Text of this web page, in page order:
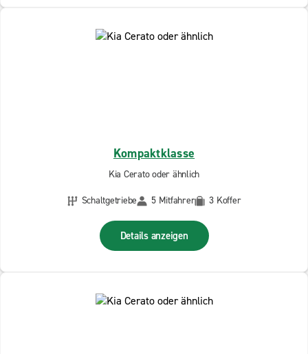
Kompaktklasse
Kia Cerato oder ähnlich
Schaltgetriebe
5 Mitfahrer 3 Koffer
Details anzeigen